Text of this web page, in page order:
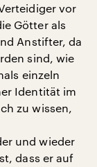
vor
Götter als
Anstifter, da
sind, wie
einzeln
Identität im
zu wissen,
und wieder
dass er auf